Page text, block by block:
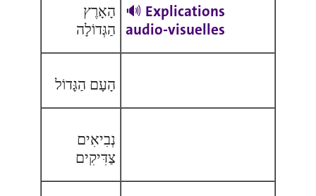
הָאָרֶץ
הַגְּדוֹלָה
🔊 Explications
audio-visuelles
הָעָם הַגָּדוֹל
נְבִיאִים
צַדִּיקִים